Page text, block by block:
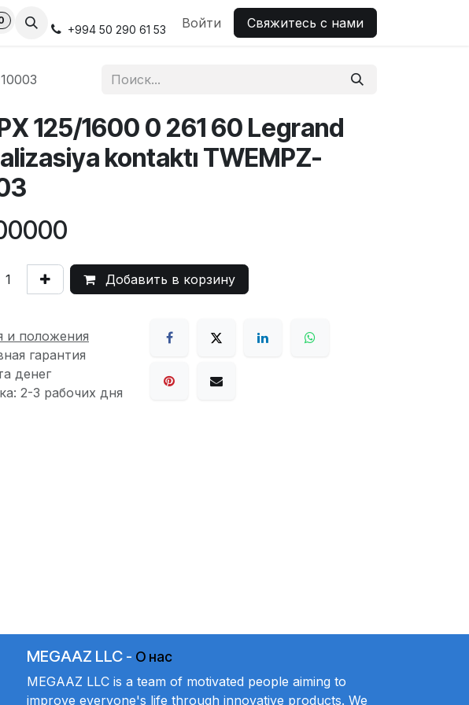
с нами Онлайн поддержка
+994 50 290 61 53 Войти Свяжитесь с нами
125/1600 0 261 60 Legrand
kontaktı TWEMPZ-
Добавить в корзину
и положения
гарантия
денег
2-3 рабочих дня
MEGAAZ LLC - О нас
MEGAAZ LLC is a team of motivated people aiming to
improve everyone's life through innovative products. We